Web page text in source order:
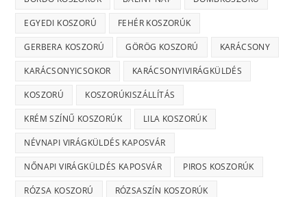
EGYEDI KOSZORÚ FEHÉR KOSZORÚK
GERBERA KOSZORÚ GÖRÖG KOSZORÚ KARÁCSONY
KARÁCSONYICSOKOR KARÁCSONYIVIRÁGKÜLDÉS
KOSZORÚ KOSZORÚKISZÁLLÍTÁS
KRÉM SZÍNŰ KOSZORÚK LILA KOSZORÚK
NÉVNAPI VIRÁGKÜLDÉS KAPOSVÁR
NŐNAPI VIRÁGKÜLDÉS KAPOSVÁR PIROS KOSZORÚK
RÓZSA KOSZORÚ RÓZSASZÍN KOSZORÚK